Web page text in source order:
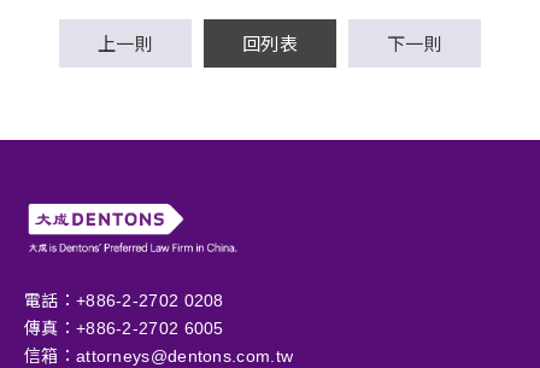
上一則 回列表 下一則
電話：+886-2-2702 0208
傳真：+886-2-2702 6005
信箱： attorneys@dentons.com.tw